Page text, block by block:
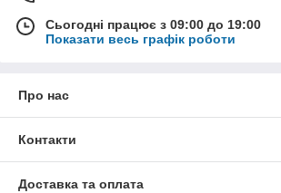
Сьогодні працює з 09:00 до 19:00
Показати весь графік роботи
Про нас
Контакти
Доставка та оплата